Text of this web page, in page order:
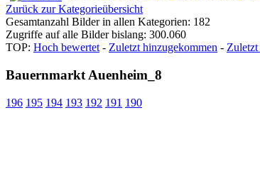
Zurück zur Kategorieübersicht
Gesamtanzahl Bilder in allen Kategorien: 182
Zugriffe auf alle Bilder bislang: 300.060
TOP: Hoch bewertet- Zuletzt hinzugekommen - Zuletzt
Bauernmarkt Auenheim_8
196 195 194 193 192 191 190